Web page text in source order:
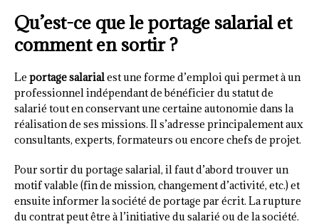
Qu’est-ce que le portage salarial et
comment en sortir ?
Le portage salarialest une forme d’emploi qui permet à un
professionnel indépendant de bénéficier du statut de
salarié tout en conservant une certaine autonomie dans la
réalisation de ses missions. Il s’adresse principalement aux
consultants, experts, formateurs ou encore chefs de projet.
Pour sortir du portage salarial, il faut d’abord trouver un
motif valable (fin de mission, changement d’activité, etc.) et
ensuite informer la société de portage par écrit. La rupture
du contrat peut être à l’initiative du salarié ou de la société.